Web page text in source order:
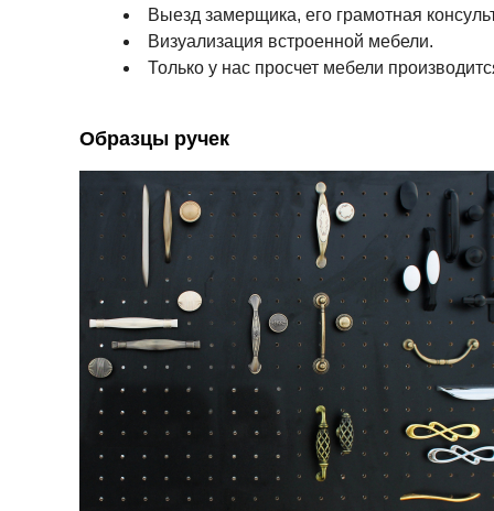
Выезд замерщика, его грамотная
Визуализация встроенной мебели.
Только у нас просчет мебели
Образцы ручек